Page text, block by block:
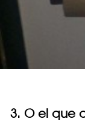
3. O el que